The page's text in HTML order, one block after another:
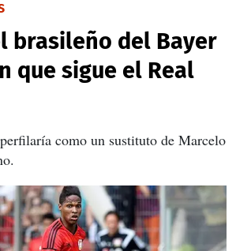
brasileño del Bayer
que sigue el Real
como un sustituto de Marcelo